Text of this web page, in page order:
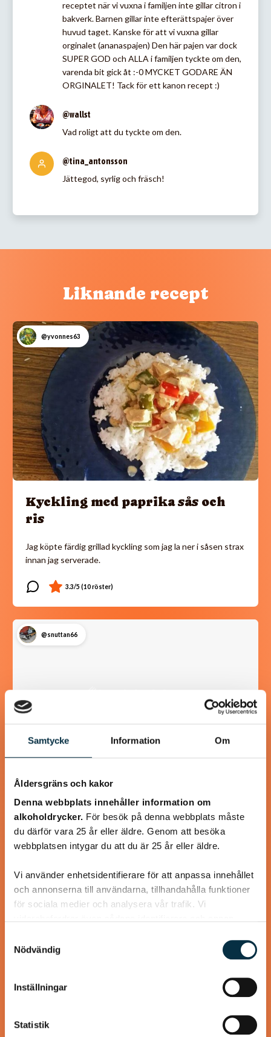
Samtycke Information Om
Åldersgräns och kakor
Denna webbplats innehåller information om
alkoholdrycker. För besök på denna webbplats måste
du därför vara 25 år eller äldre. Genom att besöka
webbplatsen intygar du att du är 25 år eller äldre.
Vi använder enhetsidentifierare för att anpassa innehållet
och annonserna till användarna, tillhandahålla funktioner
för sociala medier och analysera vår trafik. Vi
annons- och analysföretag som vi samarbetar med.
Dessa kan i sin tur kombinera informationen med annan
information som du har tillhandahållit eller som de har
samlat in när du har använt deras tjänster.
Nödvändig
Inställningar
Statistik
receptet när vi vuxna i familjen inte gillar citron i
bakverk. Barnen gillar inte efterättspajer över
huvud taget. Kanske för att vi vuxna gillar
orginalet (ananaspajen) Den här pajen var dock
SUPER GOD och ALLA i familjen tyckte om den,
varenda bit gick åt :-0 MYCKET GODARE ÄN
ORGINALET! Tack för ett kanon recept :)
@wallst
Vad roligt att du tyckte om den.
@tina_antonsson
Jättegod, syrlig och fräsch!
Liknande recept
@yvonnes63
Kyckling med paprika sås och
ris
Jag köpte färdig grillad kyckling som jag la ner i såsen strax
innan jag serverade.
@snuttan66
Chokladrulle
Jättegod rulle som alla som har smakat den älskar den.
Väldigt lätt att göra dessutom. i det receptet jag hittade